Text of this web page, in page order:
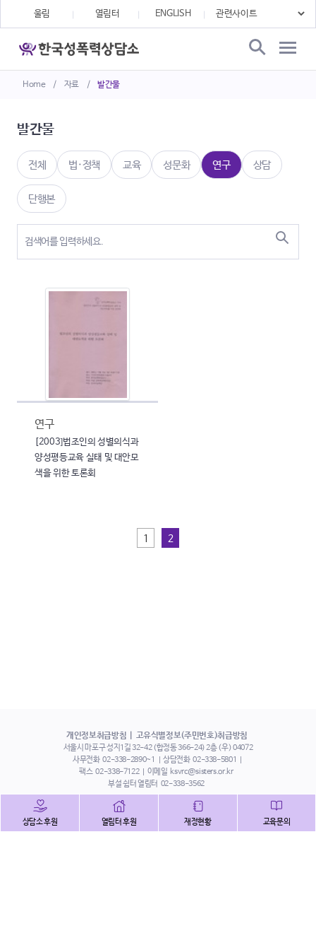
Home / 자료 / 발간물
울림 열림터 ENGLISH
발간물
전체 법·정책 교육 성문화 연구 상담
단행본
연구
[2003]법조인의 성별의식과
양성평등교육 실태 및 대안모
색을 위한 토론회
1 2
개인정보취급방침 고유식별정보(주민번호)취급방침
서울시 마포구 성지1길 32-42 (합정동 366-24) 2층 (우) 04072
사무전화 02-338-2890~1 상담전화 02-338-5801
팩스 02-338-7122 이메일 ksvrc@sisters.or.kr
부설 쉼터 열림터 02-338-3562
상담소 후원 열림터 후원 재정현황 교육문의